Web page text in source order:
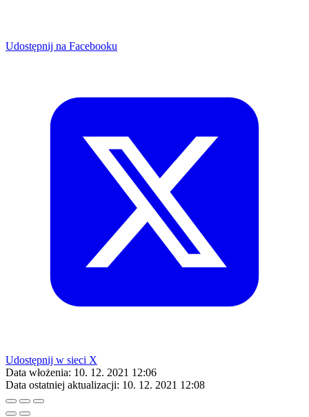
Udostępnij na Facebooku
Udostępnij w sieci X
Data włożenia: 10. 12. 2021 12:06
Data ostatniej aktualizacji: 10. 12. 2021 12:08